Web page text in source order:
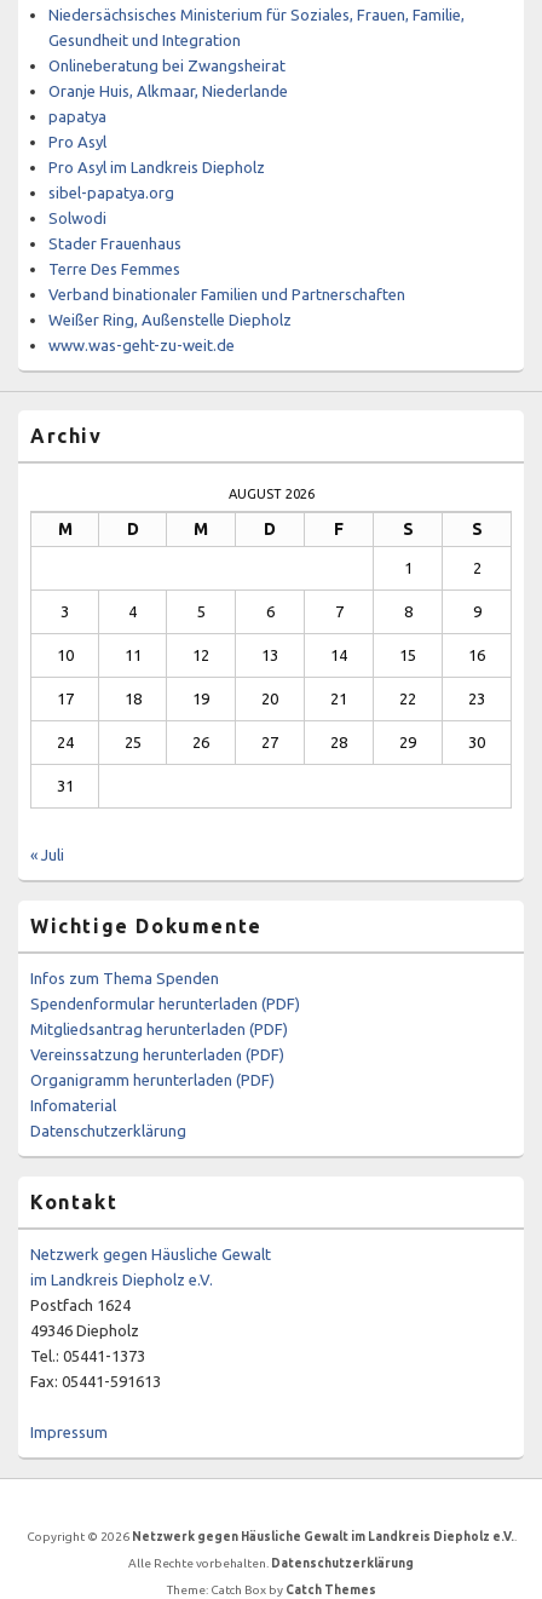
Niedersächsisches Ministerium für Soziales, Frauen, Familie,
Gesundheit und Integration
Onlineberatung bei Zwangsheirat
Oranje Huis, Alkmaar, Niederlande
papatya
Pro Asyl
Pro Asyl im Landkreis Diepholz
sibel-papatya.org
Solwodi
Stader Frauenhaus
Terre Des Femmes
Verband binationaler Familien und Partnerschaften
Weißer Ring, Außenstelle Diepholz
www.was-geht-zu-weit.de
Archiv
AUGUST 2026
M D M D F S S
1 2
3 4 5 6 7 8 9
10 11 12 13 14 15 16
17 18 19 20 21 22 23
24 25 26 27 28 29 30
31
« Juli
Wichtige Dokumente
Infos zum Thema Spenden
Spendenformular herunterladen (PDF)
Mitgliedsantrag herunterladen (PDF)
Vereinssatzung herunterladen (PDF)
Organigramm herunterladen (PDF)
Infomaterial
Datenschutzerklärung
Kontakt
Netzwerk gegen Häusliche Gewalt
im Landkreis Diepholz e.V.
Postfach 1624
49346 Diepholz
Tel.: 05441-1373
Fax: 05441-591613
Impressum
Copyright © 2026 Netzwerk gegen Häusliche Gewalt im Landkreis Diepholz e.V..
Alle Rechte vorbehalten. Datenschutzerklärung
Theme: Catch Box by Catch Themes